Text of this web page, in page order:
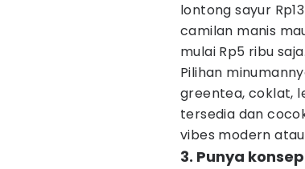
lontong sayur
camilan manis
mulai Rp5 ribu saja.
Pilihan
greentea, coklat,
tersedia dan
vibes modern
3. Punya